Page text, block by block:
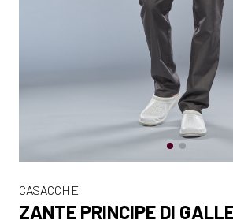
CASACCHE
ZANTE PRINCIPE DI